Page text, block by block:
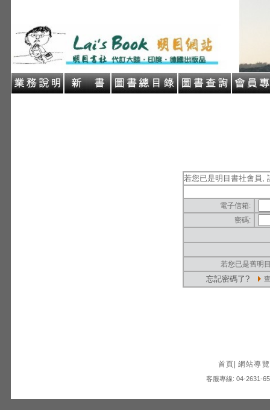
若您已是明目書社會員,
電子信箱:
密碼:
若您已是舊明
忘記密碼了?
首頁 網站導覽
客服專線: 04-2631-